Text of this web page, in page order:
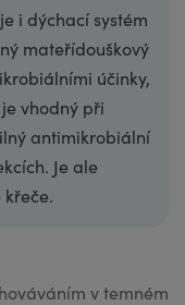
i dýchací systém
mateřídouškový
účinky,
vhodný při
antimikrobiální
Je ale
v temném